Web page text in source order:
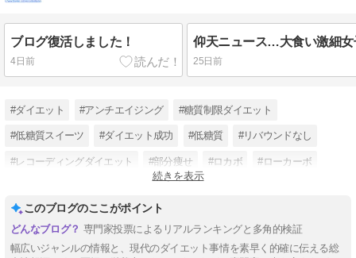
ブログ復活しました！
4日前 25日前
#ダイエット #アンチエイジング #糖質制限ダイエット
#低糖質スイーツ #ダイエット成功 #低糖質 #リバウンドなし
#レコーディングダイエット #部分痩せ #ロカボ #ローカーボ
続きを表示
このブログのここがポイント
専門家投票によるリアルランキングと多角的検証
幅広いジャンルの情報と、現代のダイエット事情を素早く的確に伝える総